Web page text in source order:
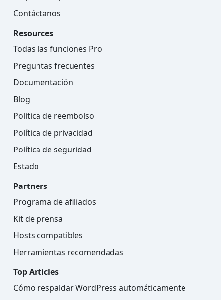
Contáctanos
Resources
Todas las funciones Pro
Preguntas frecuentes
Documentación
Blog
Política de reembolso
Política de privacidad
Política de seguridad
Estado
Partners
Programa de afiliados
Kit de prensa
Hosts compatibles
Herramientas recomendadas
Top Articles
Cómo respaldar WordPress automáticamente